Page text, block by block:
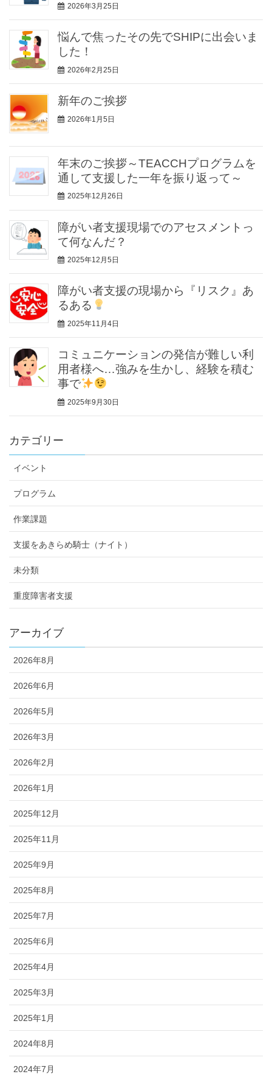
2026年3月25日
悩んで焦ったその先でSHIPに出会いま
した！
2026年2月25日
新年のご挨拶
2026年1月5日
年末のご挨拶～TEACCHプログラムを
通して支援した一年を振り返って～
2025年12月26日
障がい者支援現場でのアセスメントっ
て何なんだ？
2025年12月5日
障がい者支援の現場から『リスク』あ
るある
2025年11月4日
コミュニケーションの発信が難しい利
用者様へ…強みを生かし、経験を積む
事で
2025年9月30日
カテゴリー
イベント
プログラム
作業課題
支援をあきらめ騎士（ナイト）
未分類
重度障害者支援
アーカイブ
2026年8月
2026年6月
2026年5月
2026年3月
2026年2月
2026年1月
2025年12月
2025年11月
2025年9月
2025年8月
2025年7月
2025年6月
2025年4月
2025年3月
2025年1月
2024年8月
2024年7月